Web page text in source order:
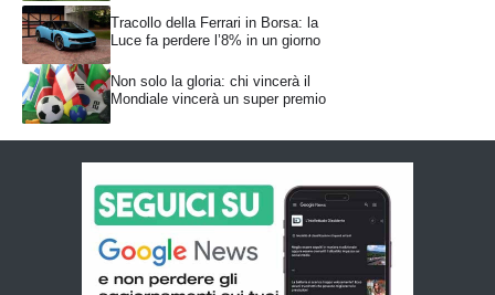
Tracollo della Ferrari in Borsa: la
Luce fa perdere l’8% in un giorno
Non solo la gloria: chi vincerà il
Mondiale vincerà un super premio